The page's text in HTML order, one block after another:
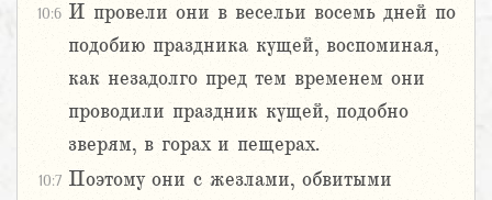
10:6 И провели они в весельи восемь дней по
подобию праздника кущей, воспоминая,
как незадолго пред тем временем они
проводили праздник кущей, подобно
зверям, в горах и пещерах.
10:7 Поэтому они с жезлами, обвитыми